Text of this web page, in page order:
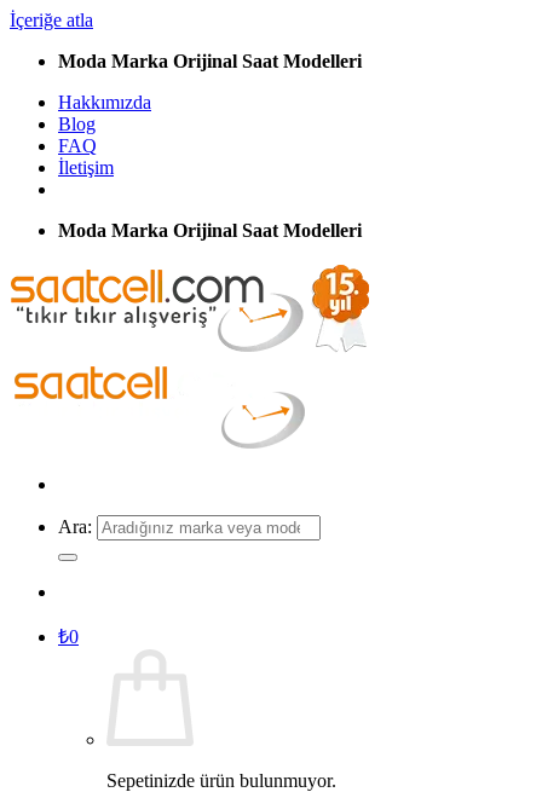
İçeriğe atla
Moda Marka Orijinal Saat Modelleri
Hakkımızda
Blog
FAQ
İletişim
Moda Marka Orijinal Saat Modelleri
Ara:
₺0
Sepetinizde ürün bulunmuyor.